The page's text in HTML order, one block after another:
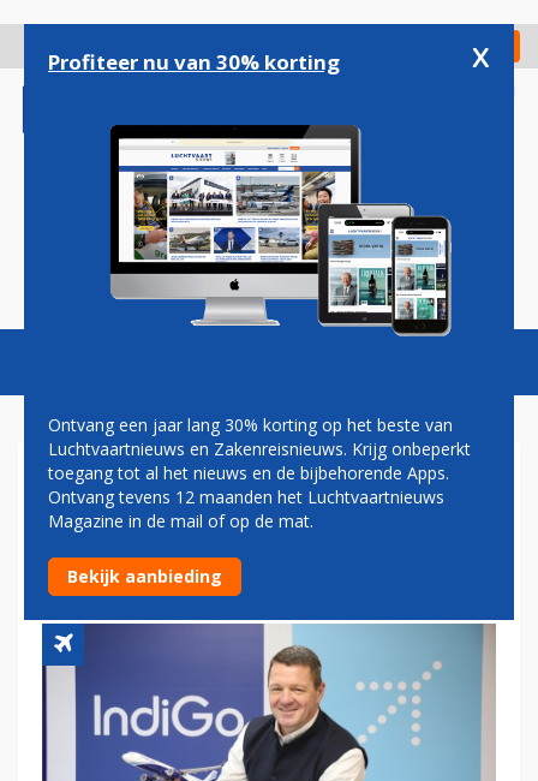
gaan
Check in
Magazine Podcasts Vacatures
PIETER ELBERS STRIJKT MET
INDIGO NEER OP SCHIPHOL:
'VOELT ALS THUISKOMEN'
Profiteer nu van 30% korting x
Ontvang een jaar lang 30% korting op het beste van
Luchtvaartnieuws en Zakenreisnieuws. Krijg onbeperkt
toegang tot al het nieuws en de bijbehorende Apps.
Ontvang tevens 12 maanden het Luchtvaartnieuws
Magazine in de mail of op de mat.
Bekijk aanbieding